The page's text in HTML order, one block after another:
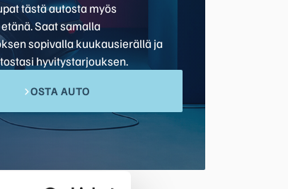
tästä autosta myös
Saat samalla
sopivalla kuukausierällä ja
hyvitystarjouksen.
OSTA AUTO